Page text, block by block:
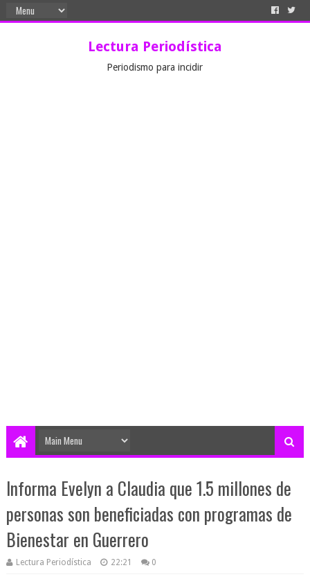
Lectura Periodística
Periodismo para incidir
Informa Evelyn a Claudia que 1.5 millones de
personas son beneficiadas con programas de
Bienestar en Guerrero
Lectura Periodística 22:21 0